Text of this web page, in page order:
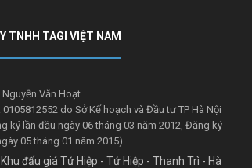
TNHH TAGI VIỆT NAM
Văn Hoạt
do Sở Kế hoạch và Đầu tư TP Hà Nội
ký lần đầu ngày 06 tháng 03 năm 2012, Đăng ký
05 tháng 01 năm 2015)
Khu đấu giá Tứ Hiệp - Tứ Hiệp - Thanh Trì - Hà